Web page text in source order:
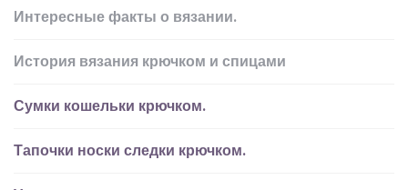
Интересные факты о вязании.
История вязания крючком и спицами
Сумки кошельки крючком.
Тапочки носки следки крючком.